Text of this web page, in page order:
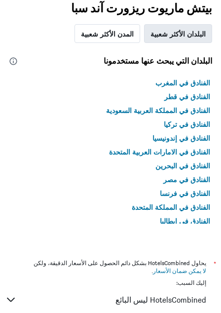
بيتش ماريوت ريزورت آند سبا
البلدان الأكثر شعبية المدن الأكثر شعبية
البلدان التي يبحث عنها مستخدمونا
الفنادق في المغرب
الفنادق في قطر
الفنادق في المملكة العربية السعودية
الفنادق في تركيا
الفنادق في إندونيسيا
الفنادق في الامارات العربية المتحدة
الفنادق في البحرين
الفنادق في مصر
الفنادق في فرنسا
الفنادق في المملكة المتحدة
الفنادق في إيطاليا
*
يحاول HotelsCombined بشكل دائم الحصول على الأسعار الدقيقة، ولكن
لا يمكن ضمان الأسعار .
إليك السبب:
HotelsCombined ليس البائع